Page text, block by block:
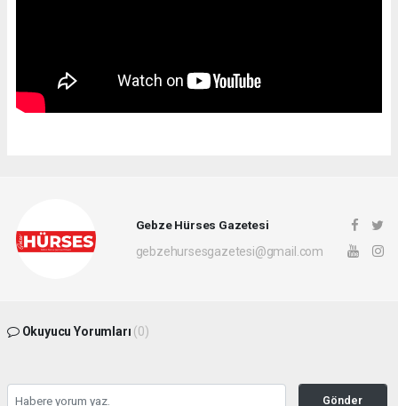
Gebze Hürses Gazetesi
gebzehursesgazetesi@gmail.com
Okuyucu Yorumları (0)
Gönder